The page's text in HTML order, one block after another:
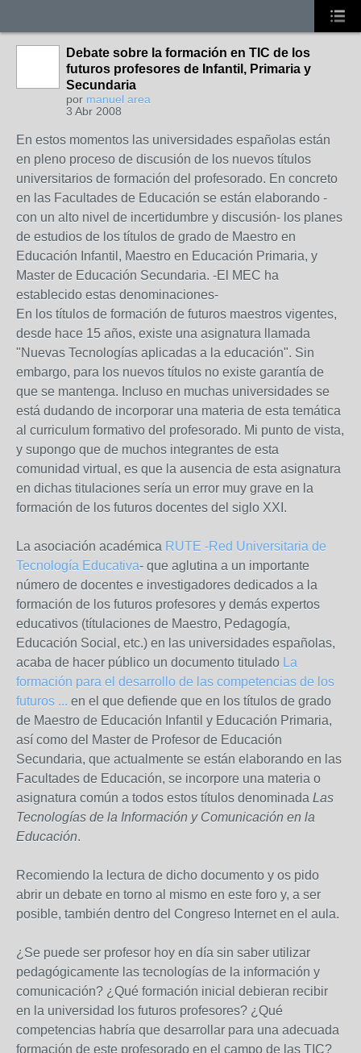
Debate sobre la formación en TIC de los
futuros profesores de Infantil, Primaria y
Secundaria
por manuel area
3 Abr 2008
En estos momentos las universidades españolas están
en pleno proceso de discusión de los nuevos títulos
universitarios de formación del profesorado. En concreto
en las Facultades de Educación se están elaborando -
con un alto nivel de incertidumbre y discusión- los planes
de estudios de los títulos de grado de Maestro en
Educación Infantil, Maestro en Educación Primaria, y
Master de Educación Secundaria. -El MEC ha
establecido estas denominaciones-
En los títulos de formación de futuros maestros vigentes,
desde hace 15 años, existe una asignatura llamada
"Nuevas Tecnologías aplicadas a la educación". Sin
embargo, para los nuevos títulos no existe garantía de
que se mantenga. Incluso en muchas universidades se
está dudando de incorporar una materia de esta temática
al curriculum formativo del profesorado. Mi punto de vista,
y supongo que de muchos integrantes de esta
comunidad virtual, es que la ausencia de esta asignatura
en dichas titulaciones sería un error muy grave en la
formación de los futuros docentes del siglo XXI.
La asociación académica RUTE -Red Universitaria de
Tecnología Educativa- que aglutina a un importante
número de docentes e investigadores dedicados a la
formación de los futuros profesores y demás expertos
educativos (títulaciones de Maestro, Pedagogía,
Educación Social, etc.) en las universidades españolas,
acaba de hacer público un documento titulado La
formación para el desarrollo de las competencias de los
futuros ... en el que defiende que en los títulos de grado
de Maestro de Educación Infantil y Educación Primaria,
así como del Master de Profesor de Educación
Secundaria, que actualmente se están elaborando en las
Facultades de Educación, se incorpore una materia o
asignatura común a todos estos títulos denominada Las
Tecnologías de la Información y Comunicación en la
Educación.
Recomiendo la lectura de dicho documento y os pido
abrir un debate en torno al mismo en este foro y, a ser
posible, también dentro del Congreso Internet en el aula.
¿Se puede ser profesor hoy en día sin saber utilizar
pedagógicamente las tecnologías de la información y
comunicación? ¿Qué formación inicial debieran recibir
en la universidad los futuros profesores? ¿Qué
competencias habría que desarrollar para una adecuada
formación de este profesorado en el campo de las TIC?